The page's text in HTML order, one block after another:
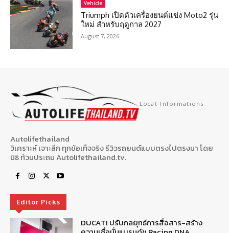
Vehicle
Triumph เปิดตัวเครื่องยนต์แข่ง Moto2 รุ่น
ใหม่ สำหรับฤดูกาล 2027
August 7, 2026
Local Informations
Autolifethailand
วิเคราะห์ เจาะลึก ทุกข้อเท็จจริง รีวิวรถยนต์แบบตรงไปตรงมา โดย
นิธิ ท้วมประถม Autolifethailand.tv.
Editor Picks
DUCATI ปรับกลยุทธ์การสื่อสาร-สร้าง